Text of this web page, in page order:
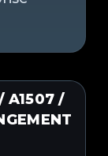
A1507 /